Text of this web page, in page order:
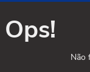
Ops!
Não